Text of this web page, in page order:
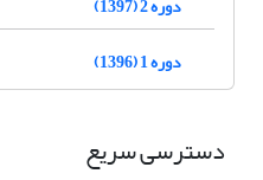
دوره 1 (1396)
دسترسی سریع